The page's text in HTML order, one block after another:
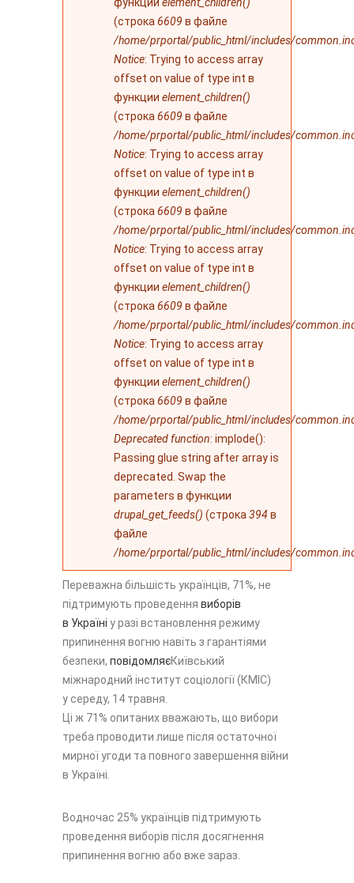
(строка 6609 в файле
/home/prportal/public_html/includes/
Notice: Trying to access array
offset on value of type int в
функции element_children()
(строка 6609 в файле
/home/prportal/public_html/includes/
Notice: Trying to access array
offset on value of type int в
функции element_children()
(строка 6609 в файле
/home/prportal/public_html/includes/
Notice: Trying to access array
offset on value of type int в
функции element_children()
(строка 6609 в файле
/home/prportal/public_html/includes/
Notice: Trying to access array
offset on value of type int в
функции element_children()
(строка 6609 в файле
/home/prportal/public_html/includes/
Deprecated function: implode():
Passing glue string after array is
deprecated. Swap the
parameters в функции
drupal_get_feeds() (строка 394в
файле
/home/prportal/public_html/includes/
Переважна більшість українців, 71%, не
підтримують проведення виборів
в Україні у разі встановлення режиму
припинення вогню навіть з гарантіями
безпеки, повідомляєКиївський
міжнародний інститут соціології (КМІС)
у середу, 14 травня.
Ці ж 71% опитаних вважають, що вибори
треба проводити лише після остаточної
мирної угоди та повного завершення війни
в Україні.
Водночас 25% українців підтримують
проведення виборів після досягнення
припинення вогню або вже зараз.